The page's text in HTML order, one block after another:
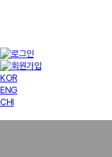
KOR
ENG
CHI